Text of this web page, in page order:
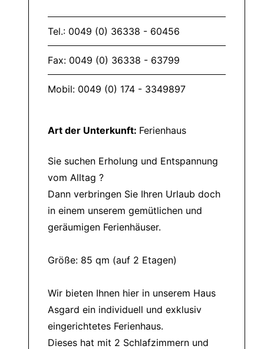
Tel.: 0049 (0) 36338 - 60456
Fax: 0049 (0) 36338 - 63799
Mobil: 0049 (0) 174 - 3349897
Art der Unterkunft: Ferienhaus
Sie suchen Erholung und Entspannung
vom Alltag ?
Dann verbringen Sie Ihren Urlaub doch
in einem unserem gemütlichen und
geräumigen Ferienhäuser.
Größe: 85 qm (auf 2 Etagen)
Wir bieten Ihnen hier in unserem Haus
Asgard ein individuell und exklusiv
eingerichtetes Ferienhaus.
Dieses hat mit 2 Schlafzimmern und